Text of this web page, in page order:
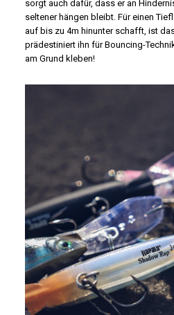
sorgt auch dafür, dass er an
seltener hängen bleibt. Für einen
auf bis zu 4m hinunter schafft, ist
prädestiniert ihn für Bouncing-
am Grund kleben!